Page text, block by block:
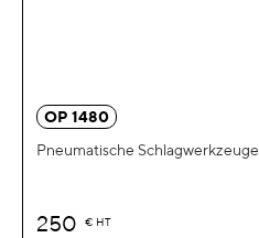
OP 1480
Pneumatische Schlagwerkzeuge
250 € HT